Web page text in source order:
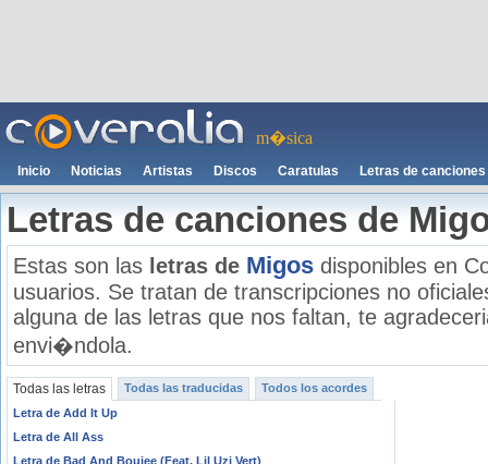
m�sica
Inicio Noticias Artistas Discos Caratulas Letras de canciones
Letras de canciones de
Estas son las letras de Migos disponibles en
usuarios. Se tratan de transcripciones no
alguna de las letras que nos faltan, te
envi�ndola.
Todas las letras Todas las traducidas
Todos los acordes
Letra de Add It Up
Letra de All Ass
Letra de Bad And Boujee (Feat. Lil Uzi Vert)